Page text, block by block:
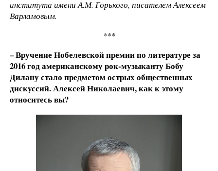
института имени А.М. Горького, писателем Алексеем
Варламовым.
***
– Вручение Нобелевской премии по литературе за
2016 год американскому рок-музыканту Бобу
Дилану стало предметом острых общественных
дискуссий. Алексей Николаевич, как к этому
относитесь вы?